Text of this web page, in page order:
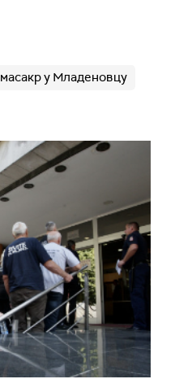
масакр у Младеновцу